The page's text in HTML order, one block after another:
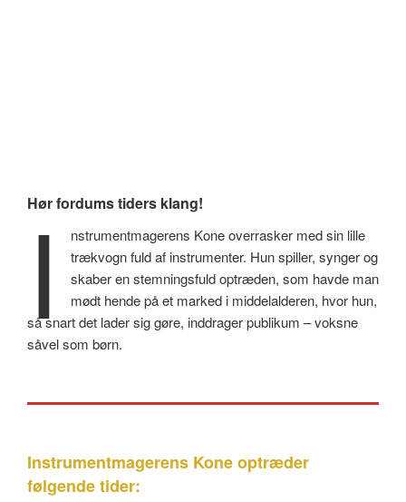
Hør fordums tiders klang!
I
nstrumentmagerens Kone overrasker med sin lille
trækvogn fuld af instrumenter. Hun spiller, synger og
skaber en stemningsfuld optræden, som havde man
mødt hende på et marked i middelalderen, hvor hun,
så snart det lader sig gøre, inddrager publikum – voksne
såvel som børn.
Instrumentmagerens Koneoptræder
følgende tider: